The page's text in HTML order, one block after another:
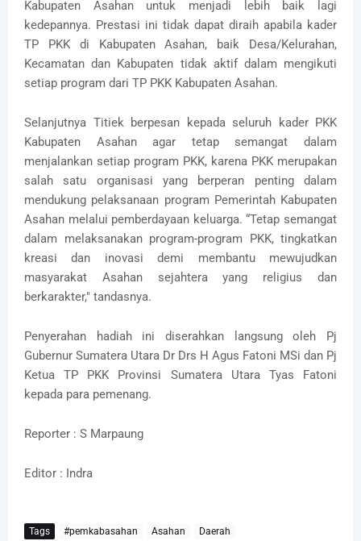
Kabupaten Asahan untuk menjadi lebih baik lagi
kedepannya. Prestasi ini tidak dapat diraih apabila kader
TP PKK di Kabupaten Asahan, baik Desa/Kelurahan,
Kecamatan dan Kabupaten tidak aktif dalam mengikuti
setiap program dari TP PKK Kabupaten Asahan.
Selanjutnya Titiek berpesan kepada seluruh kader PKK
Kabupaten Asahan agar tetap semangat dalam
menjalankan setiap program PKK, karena PKK merupakan
salah satu organisasi yang berperan penting dalam
mendukung pelaksanaan program Pemerintah Kabupaten
Asahan melalui pemberdayaan keluarga. “Tetap semangat
dalam melaksanakan program-program PKK, tingkatkan
kreasi dan inovasi demi membantu mewujudkan
masyarakat Asahan sejahtera yang religius dan
berkarakter," tandasnya.
Penyerahan hadiah ini diserahkan langsung oleh Pj
Gubernur Sumatera Utara Dr Drs H Agus Fatoni MSi dan Pj
Ketua TP PKK Provinsi Sumatera Utara Tyas Fatoni
kepada para pemenang.
Reporter : S Marpaung
Editor : Indra
Tags #pemkabasahan Asahan Daerah